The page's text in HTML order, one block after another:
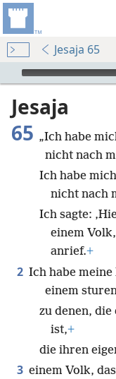
Jesaja 65
Audio Player
Jesaja
65 „Ich habe
nicht nach
Ich habe
nicht nach
Ich sagte:
einem
anrief.+
2 Ich habe meine
einem
zu denen, die
ist,+
die ihren
3 einem Volk,